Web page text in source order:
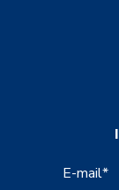
E-mail*